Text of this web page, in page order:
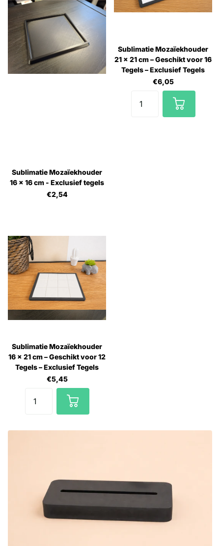
Sublimatie Mozaïekhouder
16 × 16 cm - Exclusief tegels
€2,54
Sublimatie Mozaïekhouder
21 × 21 cm – Geschikt voor 16
Tegels – Exclusief Tegels
€6,05
Sublimatie Mozaïekhouder
16 × 21 cm – Geschikt voor 12
Tegels – Exclusief Tegels
€5,45